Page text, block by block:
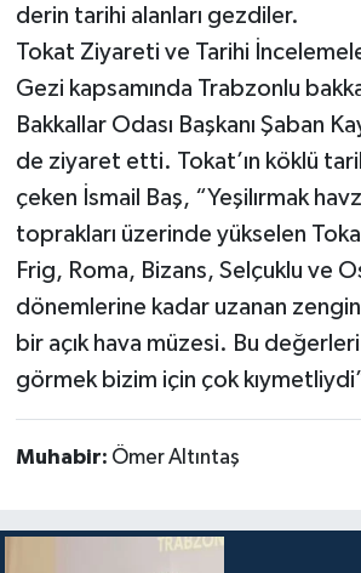
derin tarihi alanları gezdiler.
Tokat Ziyareti ve Tarihi
Gezi kapsamında Trabzonlu
Bakkallar Odası Başkanı Şaban
de ziyaret etti. Tokat’ın köklü
çeken İsmail Baş, “Yeşilırmak
toprakları üzerinde yükselen
Frig, Roma, Bizans, Selçuklu ve
dönemlerine kadar uzanan
bir açık hava müzesi. Bu
görmek bizim için çok
Muhabir: Ömer Altıntaş